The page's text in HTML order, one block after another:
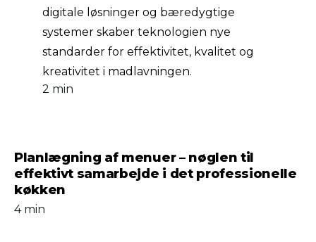
2 min
digitale løsninger og bæredygtige
systemer skaber teknologien nye
standarder for effektivitet, kvalitet og
kreativitet i madlavningen.
Planlægning af menuer – nøglen til
effektivt samarbejde i det professionelle
køkken
4 min